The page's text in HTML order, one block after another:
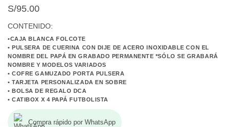
S/95.00
CONTENIDO:
•CAJA BLANCA FOLCOTE
• PULSERA DE CUERINA CON DIJE DE ACERO INOXIDABLE CON EL
NOMBRE DEL PAPÁ EN GRABADO PERMANENTE *SÓLO SE GRABARÁ
NOMBRE Y MODELOS VARIADOS
• COFRE GAMUZADO PORTA PULSERA
• TARJETA PERSONALIZADA EN SOBRE
• BOLSA DE REGALO DCA
• CATIBOX X 4 PAPÁ FUTBOLISTA
Compra rápido por WhatsApp